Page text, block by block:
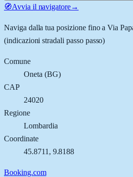
🧭Avvia il navigatore→
Naviga dalla tua posizione fino aVia
(indicazioni stradali passo passo)
Comune
Oneta (BG)
CAP
24020
Regione
Lombardia
Coordinate
45.8711 , 9.8188
Booking.com